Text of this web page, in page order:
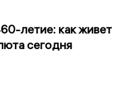
летие: как живет
сегодня